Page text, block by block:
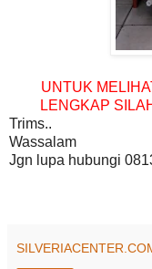
UNTUK
LENGKAP
Trims..
Wassalam
Jgn lupa hubungi